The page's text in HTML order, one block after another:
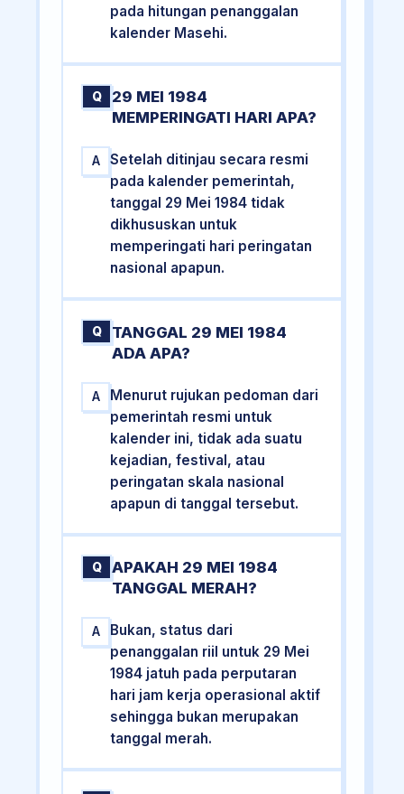
pada hitungan penanggalan
kalender Masehi.
Q
29 MEI 1984
MEMPERINGATI HARI APA?
A
Setelah ditinjau secara resmi
pada kalender pemerintah,
tanggal 29 Mei 1984 tidak
dikhususkan untuk
memperingati hari peringatan
nasional apapun.
Q
TANGGAL 29 MEI 1984
ADA APA?
A
Menurut rujukan pedoman dari
pemerintah resmi untuk
kalender ini, tidak ada suatu
kejadian, festival, atau
peringatan skala nasional
apapun di tanggal tersebut.
Q
APAKAH 29 MEI 1984
TANGGAL MERAH?
A
Bukan, status dari
penanggalan riil untuk 29 Mei
1984 jatuh pada perputaran
hari jam kerja operasional aktif
sehingga bukan merupakan
tanggal merah.